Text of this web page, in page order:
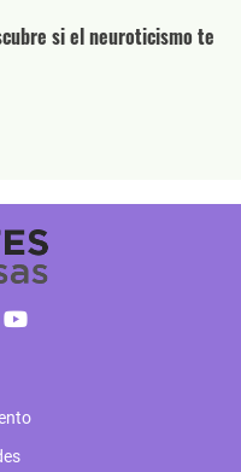
si el neuroticismo te